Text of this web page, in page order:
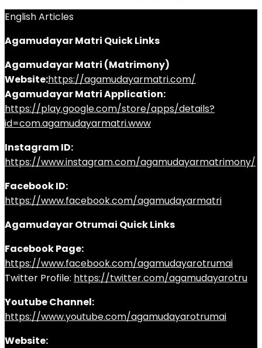
English Articles
Agamudayar Matri Quick Links
Agamudayar Matri (Matrimony)
Website:https://agamudayarmatri.com/
Agamudayar Matri Application:
https://play.google.com/store/apps/details?
id=com.agamudayarmatri.www
Instagram ID:
https://www.instagram.com/agamudayarmatrimony/
Facebook ID:
https://www.facebook.com/agamudayarmatri
Agamudayar Otrumai Quick Links
Facebook Page:
https://www.facebook.com/agamudayarotrumai
Twitter Profile: https://twitter.com/agamudayarotru
Youtube Channel:
https://www.youtube.com/agamudayarotrumai
Website: